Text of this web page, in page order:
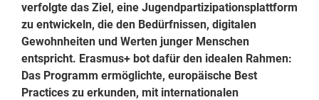
verfolgte das Ziel, eine Jugendpartizipationsplattform
zu entwickeln, die den Bedürfnissen, digitalen
Gewohnheiten und Werten junger Menschen
entspricht. Erasmus+ bot dafür den idealen Rahmen:
Das Programm ermöglichte, europäische Best
Practices zu erkunden, mit internationalen